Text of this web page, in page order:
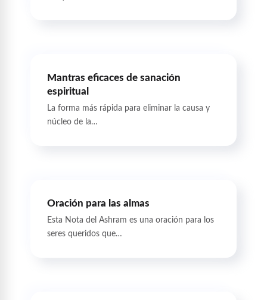
Mantras eficaces de sanación
espiritual
La forma más rápida para eliminar la causa y
núcleo de la…
Oración para las almas
Esta Nota del Ashram es una oración para los
seres queridos que…